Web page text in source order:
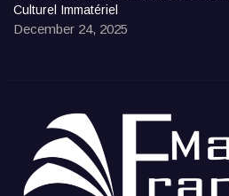
Culturel Immatériel
December 24, 2025